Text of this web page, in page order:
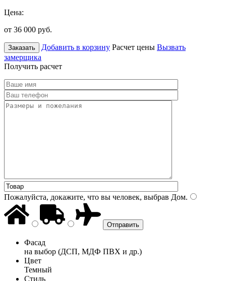
Цена:
от 36 000 руб.
Заказать Добавить в корзину Расчет цены Вызвать
замерщика
Получить расчет
Пожалуйста, докажите, что вы человек, выбрав Дом.
Фасад
на выбор (ДСП, МДФ ПВХ и др.)
Цвет
Темный
Стиль